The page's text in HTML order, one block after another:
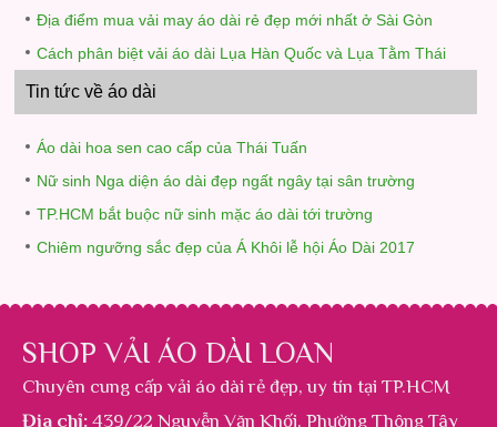
Địa điểm mua vải may áo dài rẻ đẹp mới nhất ở Sài Gòn
Cách phân biệt vải áo dài Lụa Hàn Quốc và Lụa Tằm Thái
Tin tức về áo dài
Áo dài hoa sen cao cấp của Thái Tuấn
Nữ sinh Nga diện áo dài đẹp ngất ngây tại sân trường
TP.HCM bắt buộc nữ sinh mặc áo dài tới trường
Chiêm ngưỡng sắc đẹp của Á Khôi lễ hội Áo Dài 2017
SHOP VẢI ÁO DÀI LOAN
Chuyên cung cấp vải áo dài rẻ đẹp, uy tín tại TP.HCM
Địa chỉ: 439/22 Nguyễn Văn Khối, Phường Thông Tây